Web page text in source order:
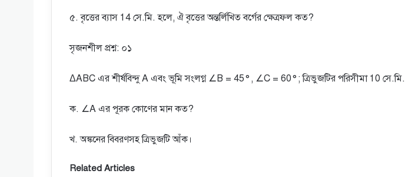
৫. বৃত্তের ব্যাস 14 সে.মি. হলে, ঐ বৃত্তের অন্তর্লিখিত বর্গের ক্ষেত্রফল কত?
সৃজনশীল প্রশ্ন: ০১
ΔABC এর শীর্ষবিন্দু A এবং ভূমি সংলগ্ন ∠B = 45°, ∠C = 60°; ত্রিভুজটির পরিসীমা 10 সে.মি.
ক. ∠A এর পূরক কোণের মান কত?
খ. অঙ্কনের বিবরণসহ ত্রিভুজটি আঁক।
Related Articles